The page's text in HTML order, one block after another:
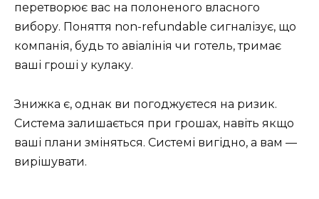
перетворює вас на полоненого власного
вибору. Поняття non-refundable сигналізує, що
компанія, будь то авіалінія чи готель, тримає
ваші гроші у кулаку.
Знижка є, однак ви погоджуєтеся на ризик.
Система залишається при грошах, навіть якщо
ваші плани зміняться. Системі вигідно, а вам —
вирішувати.